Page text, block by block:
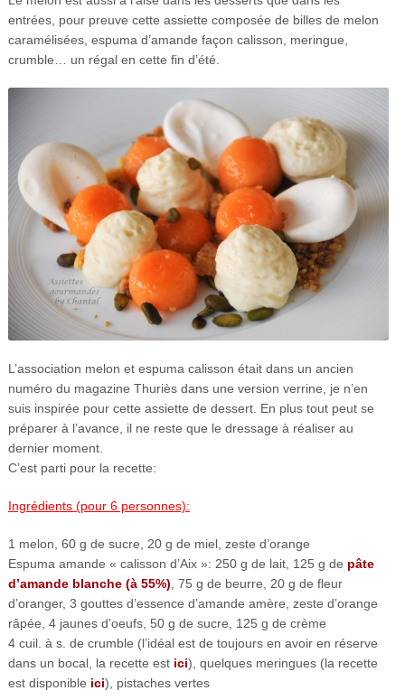
entrées, pour preuve cette assiette composée de billes de melon
caramélisées, espuma d’amande façon calisson, meringue,
crumble… un régal en cette fin d’été.
L’association melon et espuma calisson était dans un ancien
numéro du magazine Thuriès dans une version verrine, je n’en
suis inspirée pour cette assiette de dessert. En plus tout peut se
préparer à l’avance, il ne reste que le dressage à réaliser au
dernier moment.
C’est parti pour la recette:
Ingrédients (pour 6 personnes):
1 melon, 60 g de sucre, 20 g de miel, zeste d’orange
Espuma amande « calisson d’Aix »: 250 g de lait, 125 g de pâte
d’amande blanche (à 55%) , 75 g de beurre, 20 g de fleur
d’oranger, 3 gouttes d’essence d’amande amère, zeste d’orange
râpée, 4 jaunes d’oeufs, 50 g de sucre, 125 g de crème
4 cuil. à s. de crumble (l’idéal est de toujours en avoir en réserve
dans un bocal, la recette est ici), quelques meringues (la recette
est disponible ici), pistaches vertes